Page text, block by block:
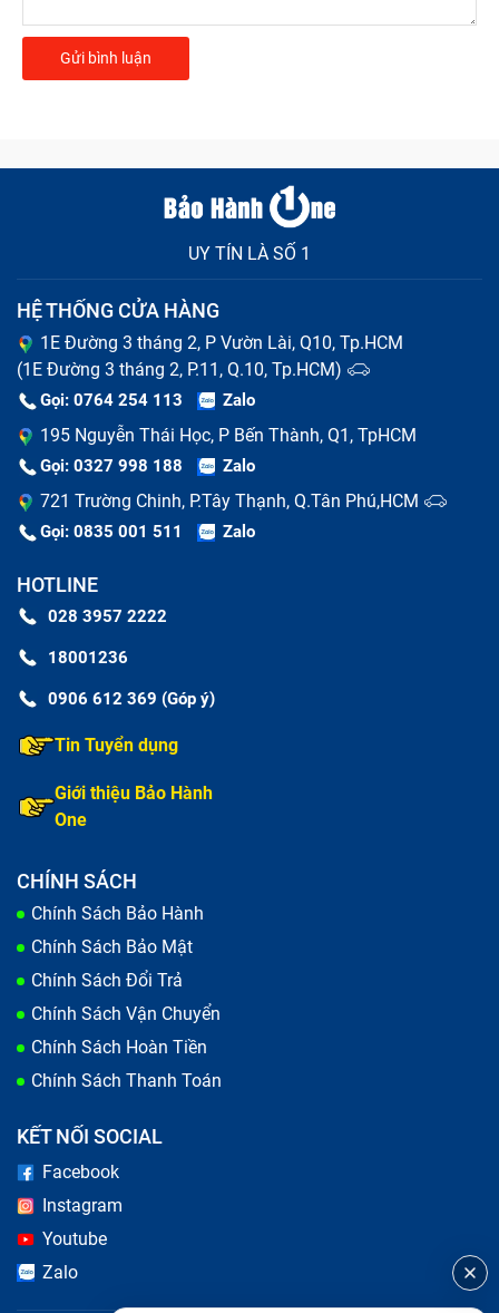
UY TÍN LÀ SỐ 1
HỆ THỐNG CỬA HÀNG
1E Đường 3 tháng 2, P Vườn Lài, Q10, Tp.HCM
(1E Đường 3 tháng 2, P.11, Q.10, Tp.HCM)
Gọi: 0764 254 113 Zalo
195 Nguyễn Thái Học, P Bến Thành, Q1, TpHCM
Gọi: 0327 998 188 Zalo
721 Trường Chinh, P.Tây Thạnh, Q.Tân Phú,HCM
Gọi: 0835 001 511 Zalo
HOTLINE
028 3957 2222
18001236
0906 612 369 (Góp ý)
Tin Tuyển dụng
Giới thiệu Bảo Hành
One
CHÍNH SÁCH
Chính Sách Bảo Hành
Chính Sách Bảo Mật
Chính Sách Đổi Trả
Chính Sách Vận Chuyển
Chính Sách Hoàn Tiền
Chính Sách Thanh Toán
KẾT NỐI SOCIAL
Facebook
Instagram
Youtube
Zalo